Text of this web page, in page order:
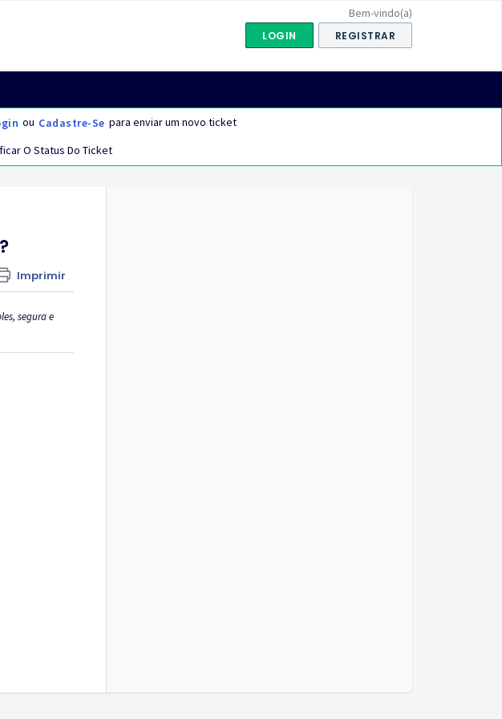
Bem-vindo(a)
LOGIN REGISTRAR
ou Cadastre-Se para enviar um novo ticket
O Status Do Ticket
Imprimir
segura e